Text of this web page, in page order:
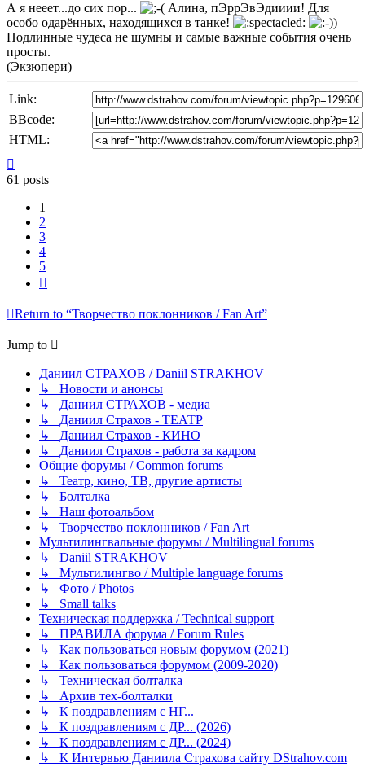
А я нееет...до сих пор...
Алина, пЭррЭвЭдииии! Для
особо одарённых, находящихся в танке!
Подлинные чудеса не шумны и самые важные события очень
просты.
(Экзюпери)
Link:
BBcode:
HTML:
61 posts
1
2
3
4
5
Return to “Творчество поклонников / Fan Art”
Jump to
Даниил СТРАХОВ / Daniil STRAKHOV
↳ Новости и анонсы
↳ Даниил СТРАХОВ - медиа
↳ Даниил Страхов - ТЕАТР
↳ Даниил Страхов - КИНО
↳ Даниил Страхов - работа за кадром
Общие форумы / Common forums
↳ Театр, кино, ТВ, другие артисты
↳ Болталка
↳ Наш фотоальбом
↳ Творчество поклонников / Fan Art
Мультилингвальные форумы / Multilingual forums
↳ Daniil STRAKHOV
↳ Мультилингво / Multiple language forums
↳ Фото / Photos
↳ Small talks
Техническая поддержка / Technical support
↳ ПРАВИЛА форума / Forum Rules
↳ Как пользоваться новым форумом (2021)
↳ Как пользоваться форумом (2009-2020)
↳ Техническая болталка
↳ Архив тех-болталки
↳ К поздравлениям с НГ...
↳ К поздравлениям с ДР... (2026)
↳ К поздравлениям с ДР... (2024)
↳ К Интервью Даниила Страхова сайту DStrahov.com